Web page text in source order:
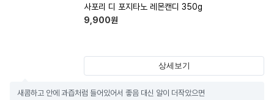
사포리 디 포지타노 레몬캔디 350g
9,900원
상세보기
새콤하고 안에 과즙처럼 들어있어서 좋음 대신 알이 더작았으면